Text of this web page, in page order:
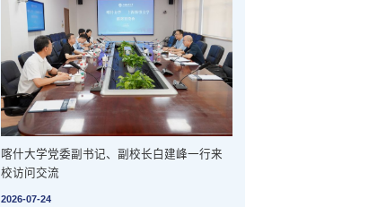
喀什大学党委副书记、副校长白建峰一行来
校访问交流
2026-07-24